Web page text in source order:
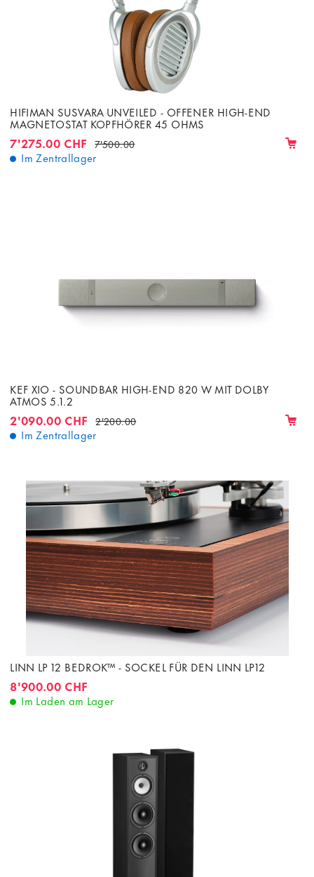
HIFIMAN SUSVARA UNVEILED - OFFENER HIGH-END
MAGNETOSTAT KOPFHÖRER 45 OHMS
7'275.00 CHF 7'500.00
Im Zentrallager
KEF XIO - SOUNDBAR HIGH-END 820 W MIT DOLBY
ATMOS 5.1.2
2'090.00 CHF 2'200.00
Im Zentrallager
LINN LP 12 BEDROK™ - SOCKEL FÜR DEN LINN LP12
8'900.00 CHF
Im Laden am Lager